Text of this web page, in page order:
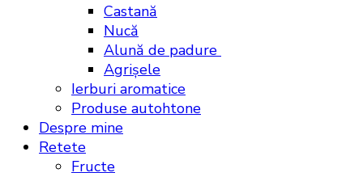
Castană
Nucă
Alună de padure
Agrișele
Ierburi aromatice
Produse autohtone
Despre mine
Retete
Fructe